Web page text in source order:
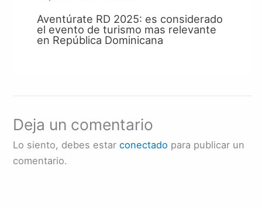
Aventúrate RD 2025: es considerado
el evento de turismo mas relevante
en República Dominicana
Deja un comentario
Lo siento, debes estar conectado para publicar un
comentario.